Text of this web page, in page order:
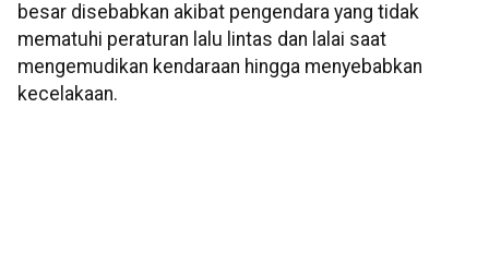
besar disebabkan akibat pengendara yang tidak
mematuhi peraturan lalu lintas dan lalai saat
mengemudikan kendaraan hingga menyebabkan
kecelakaan.